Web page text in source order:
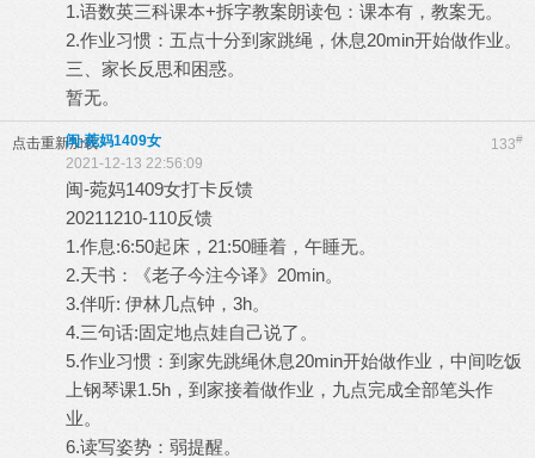
1.语数英三科课本+拆字教案朗读包：课本有，教案无。
2.作业习惯：五点十分到家跳绳，休息20min开始做作业。
三、家长反思和困惑。
暂无。
点击重新加载 133#
闽-菀妈1409女
2021-12-13 22:56:09
闽-菀妈1409女打卡反馈
20211210-110反馈
1.作息:6:50起床，21:50睡着，午睡无。
2.天书：《老子今注今译》20min。
3.伴听: 伊林几点钟，3h。
4.三句话:固定地点娃自己说了。
5.作业习惯：到家先跳绳休息20min开始做作业，中间吃饭
上钢琴课1.5h，到家接着做作业，九点完成全部笔头作
业。
6.读写姿势：弱提醒。